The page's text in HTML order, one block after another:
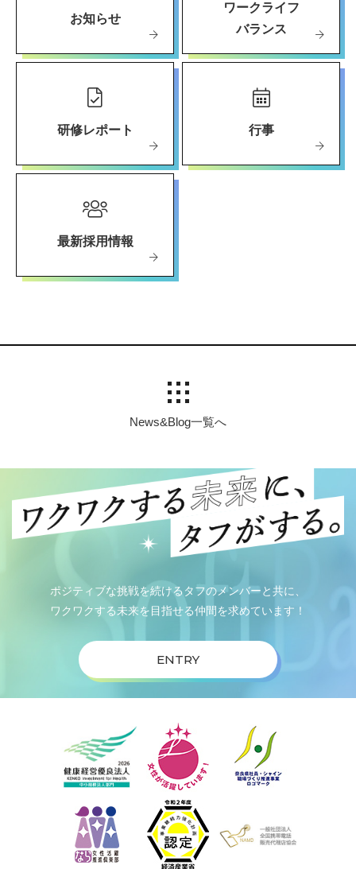
お知らせ
ワークライフ
バランス
研修レポート 行事
最新採用情報
News&Blog一覧へ
ポジティブな挑戦を続けるタフのメンバーと共に、
ワクワクする未来を目指せる仲間を求めています！
ENTRY